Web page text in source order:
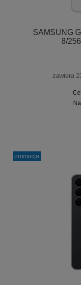
SAMSUNG
8/
zawiera
promocja